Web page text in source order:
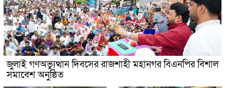
জুলাই গণঅভ্যুত্থান দিবসের রাজশাহী মহানগর বিএনপির বিশাল
সমাবেশ অনুষ্ঠিত